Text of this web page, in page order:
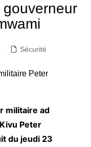
Sécurité
militaire ad
Peter
du jeudi 23